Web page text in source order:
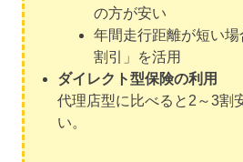
の方が安い
年間走行距離が短い
割引」を活用
ダイレクト型保険の利用
代理店型に比べると2～3割
い。